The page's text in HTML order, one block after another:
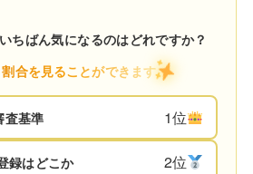
ちばん気になるのはどれですか？
合を見ることができます
査基準 1位
録はどこか 2位